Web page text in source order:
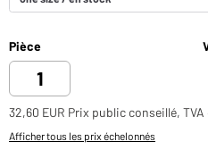
Pièce
32,60 EUR Prix public conseillé,
Afficher tous les prix échelonnés